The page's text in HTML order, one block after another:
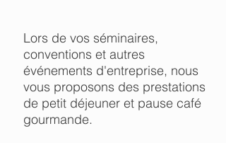
Lors de vos séminaires,
conventions et autres
événements d'entreprise, nous
vous proposons des prestations
de petit déjeuner et pause café
gourmande.